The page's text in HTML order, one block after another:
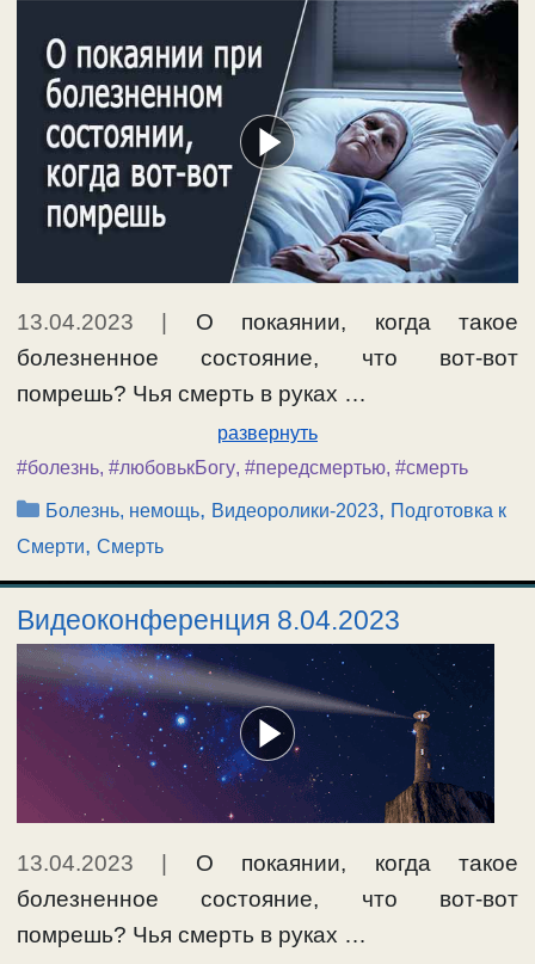
13.04.2023
О покаянии, когда такое
болезненное состояние, что вот-вот
помрешь? Чья смерть в руках …
развернуть
#болезнь, #любовькБогу, #передсмертью, #смерть
Рубрики
Болезнь, немощь, Видеоролики-2023, Подготовка к
Смерти, Смерть
Видеоконференция 8.04.2023
13.04.2023 | О покаянии, когда такое
болезненное состояние, что вот-вот
помрешь? Чья смерть в руках …